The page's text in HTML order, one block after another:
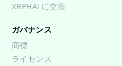
XRPHAI に交換
ガバナンス
商標
ライセンス